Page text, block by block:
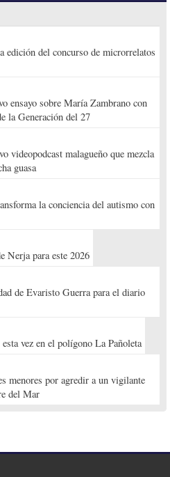
edición del concurso de microrrelatos
ensayo sobre María Zambrano con
la Generación del 27
videopodcast malagueño que mezcla
guasa
la conciencia del autismo con
Nerja para este 2026
de Evaristo Guerra para el diario
vez en el polígono La Pañoleta
menores por agredir a un vigilante
del Mar